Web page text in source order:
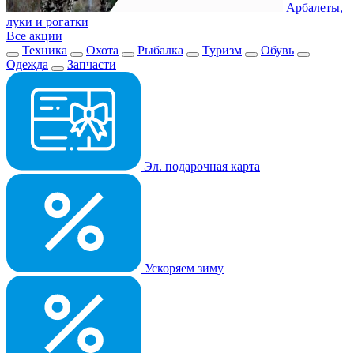
Арбалеты,
луки и рогатки
Все акции
Техника
Охота Рыбалка Туризм
Обувь
Одежда
Запчасти
Эл. подарочная карта
Ускоряем зиму